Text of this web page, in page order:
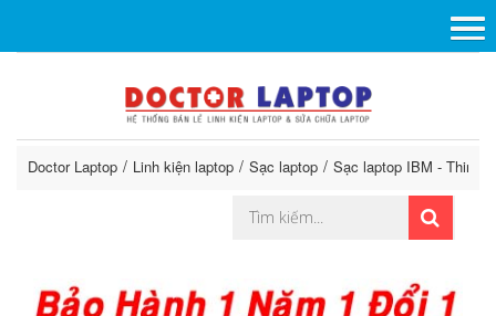
Doctor Laptop Linh kiện laptop Sạc laptop Sạc laptop IBM -